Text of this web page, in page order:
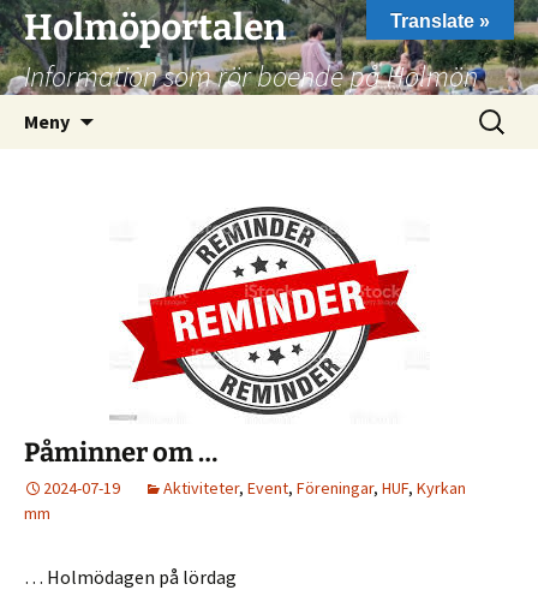
Hoppa
till
innehåll
Holmöportalen
Information som rör boende på Holmön
Meny
Sök
efter:
Påminner om …
2024-07-19 Aktiviteter, Event, Föreningar, HUF, Kyrkan
mm
… Holmödagen på lördag
Translate »